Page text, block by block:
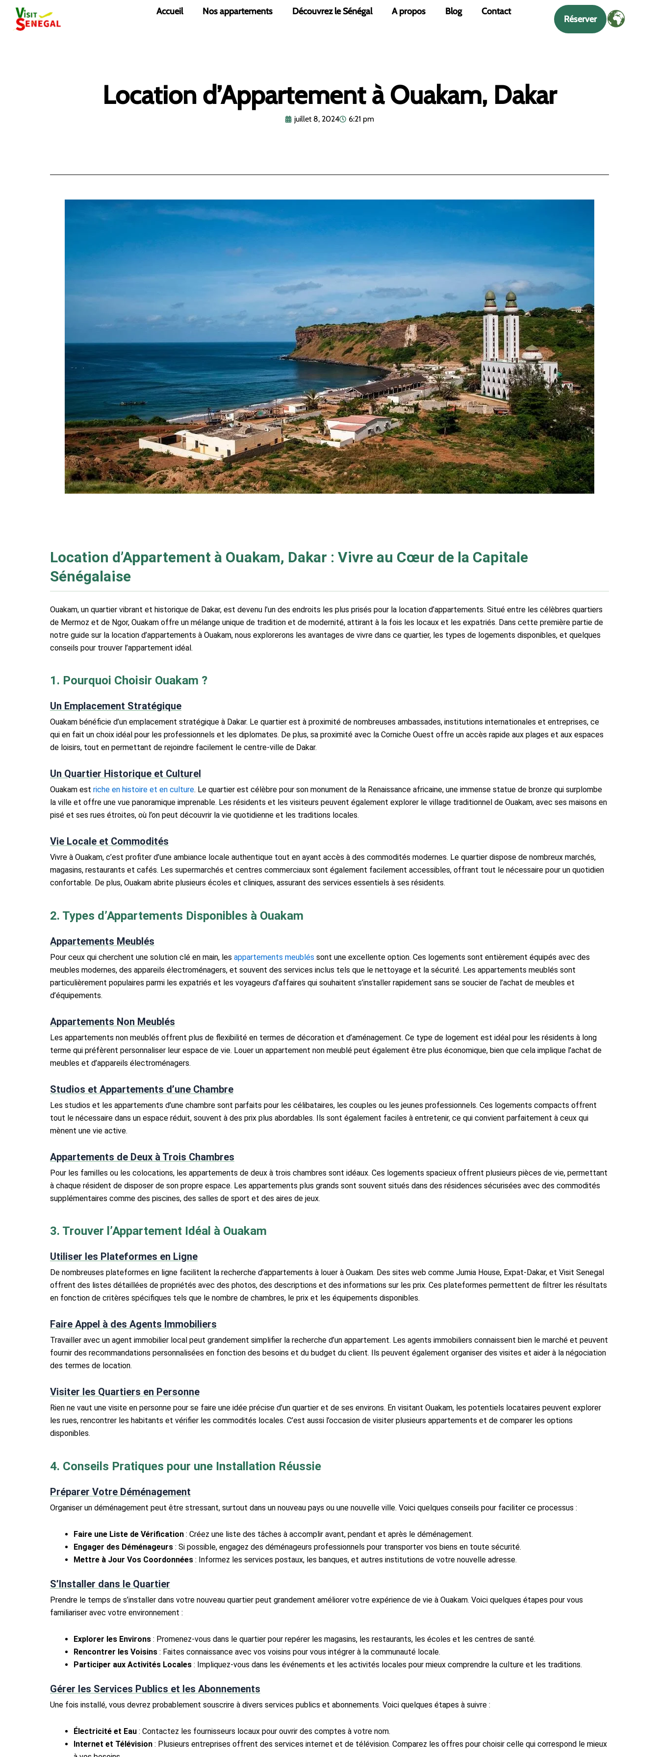
Aller
contenu
Accueil Nos appartements Découvrez le Sénégal A propos Blog Contact
Réserver
Location d’Appartement à Ouakam, Dakar
juillet 8, 2024 6:21 pm
Location d’Appartement à Ouakam, Dakar : Vivre au Cœur de la Capitale
Sénégalaise
Ouakam, un quartier vibrant et historique de Dakar, est devenu l’un des endroits les plus prisés pour la location d’appartements. Situé entre les célèbres quartiers
de Mermoz et de Ngor, Ouakam offre un mélange unique de tradition et de modernité, attirant à la fois les locaux et les expatriés. Dans cette première partie de
notre guide sur la location d’appartements à Ouakam, nous explorerons les avantages de vivre dans ce quartier, les types de logements disponibles, et quelques
conseils pour trouver l’appartement idéal.
1. Pourquoi Choisir Ouakam ?
Un Emplacement Stratégique
Ouakam bénéficie d’un emplacement stratégique à Dakar. Le quartier est à proximité de nombreuses ambassades, institutions internationales et entreprises, ce
qui en fait un choix idéal pour les professionnels et les diplomates. De plus, sa proximité avec la Corniche Ouest offre un accès rapide aux plages et aux espaces
de loisirs, tout en permettant de rejoindre facilement le centre-ville de Dakar.
Un Quartier Historique et Culturel
Ouakam est riche en histoire et en culture. Le quartier est célèbre pour son monument de la Renaissance africaine, une immense statue de bronze qui surplombe
la ville et offre une vue panoramique imprenable. Les résidents et les visiteurs peuvent également explorer le village traditionnel de Ouakam, avec ses maisons en
pisé et ses rues étroites, où l’on peut découvrir la vie quotidienne et les traditions locales.
Vie Locale et Commodités
Vivre à Ouakam, c’est profiter d’une ambiance locale authentique tout en ayant accès à des commodités modernes. Le quartier dispose de nombreux marchés,
magasins, restaurants et cafés. Les supermarchés et centres commerciaux sont également facilement accessibles, offrant tout le nécessaire pour un quotidien
confortable. De plus, Ouakam abrite plusieurs écoles et cliniques, assurant des services essentiels à ses résidents.
2. Types d’Appartements Disponibles à Ouakam
Appartements Meublés
Pour ceux qui cherchent une solution clé en main, les appartements meublés sont une excellente option. Ces logements sont entièrement équipés avec des
meubles modernes, des appareils électroménagers, et souvent des services inclus tels que le nettoyage et la sécurité. Les appartements meublés sont
particulièrement populaires parmi les expatriés et les voyageurs d’affaires qui souhaitent s’installer rapidement sans se soucier de l’achat de meubles et
d’équipements.
Appartements Non Meublés
Les appartements non meublés offrent plus de flexibilité en termes de décoration et d’aménagement. Ce type de logement est idéal pour les résidents à long
terme qui préfèrent personnaliser leur espace de vie. Louer un appartement non meublé peut également être plus économique, bien que cela implique l’achat de
meubles et d’appareils électroménagers.
Studios et Appartements d’une Chambre
Les studios et les appartements d’une chambre sont parfaits pour les célibataires, les couples ou les jeunes professionnels. Ces logements compacts offrent
tout le nécessaire dans un espace réduit, souvent à des prix plus abordables. Ils sont également faciles à entretenir, ce qui convient parfaitement à ceux qui
mènent une vie active.
Appartements de Deux à Trois Chambres
Pour les familles ou les colocations, les appartements de deux à trois chambres sont idéaux. Ces logements spacieux offrent plusieurs pièces de vie, permettant
à chaque résident de disposer de son propre espace. Les appartements plus grands sont souvent situés dans des résidences sécurisées avec des commodités
supplémentaires comme des piscines, des salles de sport et des aires de jeux.
3. Trouver l’Appartement Idéal à Ouakam
Utiliser les Plateformes en Ligne
De nombreuses plateformes en ligne facilitent la recherche d’appartements à louer à Ouakam. Des sites web comme Jumia House, Expat-Dakar, et Visit Senegal
offrent des listes détaillées de propriétés avec des photos, des descriptions et des informations sur les prix. Ces plateformes permettent de filtrer les résultats
en fonction de critères spécifiques tels que le nombre de chambres, le prix et les équipements disponibles.
Faire Appel à des Agents Immobiliers
Travailler avec un agent immobilier local peut grandement simplifier la recherche d’un appartement. Les agents immobiliers connaissent bien le marché et peuvent
fournir des recommandations personnalisées en fonction des besoins et du budget du client. Ils peuvent également organiser des visites et aider à la négociation
des termes de location.
Visiter les Quartiers en Personne
Rien ne vaut une visite en personne pour se faire une idée précise d’un quartier et de ses environs. En visitant Ouakam, les potentiels locataires peuvent explorer
les rues, rencontrer les habitants et vérifier les commodités locales. C’est aussi l’occasion de visiter plusieurs appartements et de comparer les options
disponibles.
4. Conseils Pratiques pour une Installation Réussie
Préparer Votre Déménagement
Organiser un déménagement peut être stressant, surtout dans un nouveau pays ou une nouvelle ville. Voici quelques conseils pour faciliter ce processus :
Faire une Liste de Vérification : Créez une liste des tâches à accomplir avant, pendant et après le déménagement.
Engager des Déménageurs : Si possible, engagez des déménageurs professionnels pour transporter vos biens en toute sécurité.
Mettre à Jour Vos Coordonnées : Informez les services postaux, les banques, et autres institutions de votre nouvelle adresse.
S’Installer dans le Quartier
Prendre le temps de s’installer dans votre nouveau quartier peut grandement améliorer votre expérience de vie à Ouakam. Voici quelques étapes pour vous
familiariser avec votre environnement :
Explorer les Environs : Promenez-vous dans le quartier pour repérer les magasins, les restaurants, les écoles et les centres de santé.
Rencontrer les Voisins : Faites connaissance avec vos voisins pour vous intégrer à la communauté locale.
Participer aux Activités Locales : Impliquez-vous dans les événements et les activités locales pour mieux comprendre la culture et les traditions.
Gérer les Services Publics et les Abonnements
Une fois installé, vous devrez probablement souscrire à divers services publics et abonnements. Voici quelques étapes à suivre :
Électricité et Eau : Contactez les fournisseurs locaux pour ouvrir des comptes à votre nom.
Internet et Télévision : Plusieurs entreprises offrent des services internet et de télévision. Comparez les offres pour choisir celle qui correspond le mieux